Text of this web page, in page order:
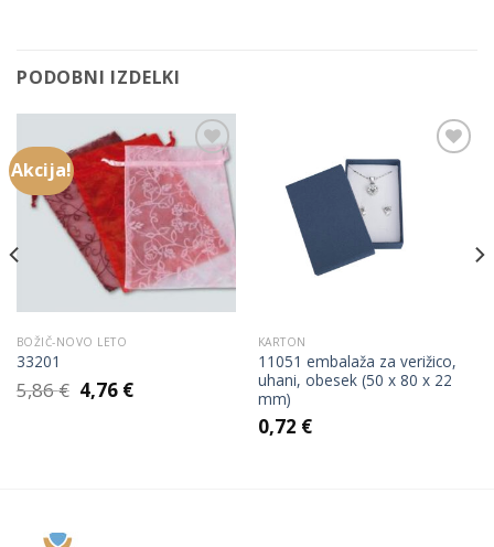
PODOBNI IZDELKI
Akcija!
Add to
Wishlist
BOŽIČ-NOVO LETO
33201
5,86€ Izvirna
cena
4,76 €Trenutna
KARTON
11051 embalaža za verižico,
uhani, obesek (50 x 80 x 22
mm)
0,72 €